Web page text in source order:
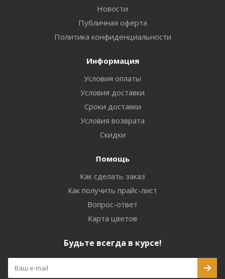
Новости
Публичная оферта
Политика конфиденциальности
Информация
Условия оплаты
Условия доставки
Сроки доставки
Условия возврата
Скидки
Помощь
Как сделать заказ
Как получить прайс-лист
Вопрос-ответ
Карта цветов
Будьте всегда в курсе!